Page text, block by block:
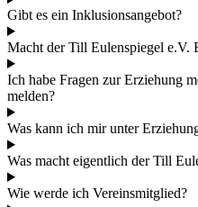
Gibt es ein Inklusionsangebot?
Macht der Till Eulenspiegel e.V.
Ich habe Fragen zur Erziehung
melden?
Was kann ich mir unter
Was macht eigentlich der Till
Wie werde ich Vereinsmitglied?